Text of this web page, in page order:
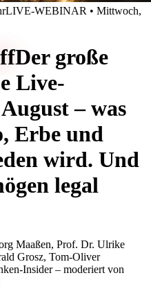
LIVE-WEBINAR • Mittwoch,
Der große
Live-
– was
Erbe und
wird. Und
legal
Maaßen, Prof. Dr. Ulrike
Grosz, Tom-Oliver
Insider– moderiert von